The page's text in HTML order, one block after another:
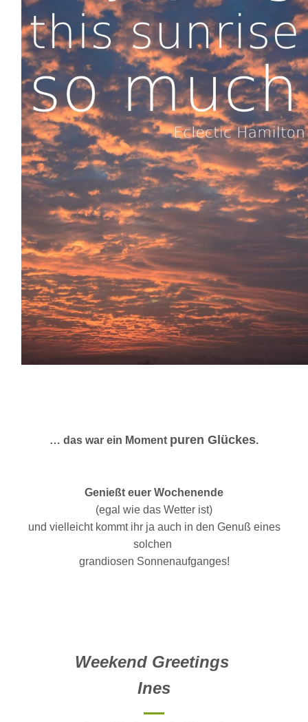
… das war ein Moment puren Glückes.
Genießt euer Wochenende
(egal wie das Wetter ist)
und vielleicht kommt ihr ja auch in den Genuß eines
solchen
grandiosen Sonnenaufganges!
Weekend Greetings
Ines